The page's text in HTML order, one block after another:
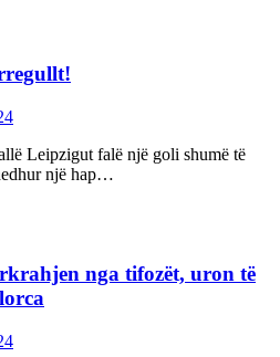
Leipzigut falë një goli shumë të
një hap…
nga tifozët, uron të